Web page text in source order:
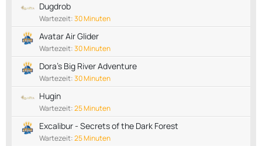
Dugdrob
Wartezeit:30 Minuten
Avatar Air Glider
Wartezeit:30 Minuten
Dora’s Big River Adventure
Wartezeit:30 Minuten
Hugin
Wartezeit:25 Minuten
Excalibur - Secrets of the Dark Forest
Wartezeit:25 Minuten